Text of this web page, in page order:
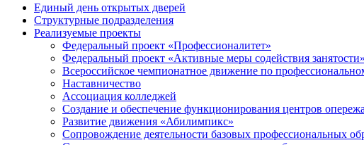
Единый день открытых дверей
Структурные подразделения
Реализуемые проекты
Федеральный проект «Профессионалитет»
Федеральный проект «Активные меры содействия занятости»
Всероссийское чемпионатное движение по
Наставничество
Ассоциация колледжей
Создание и обеспечение функционирования центров
Развитие движения «Абилимпикс»
Сопровождение деятельности базовых профессиональных